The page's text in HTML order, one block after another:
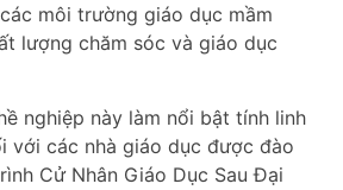
môi trường giáo dục mầm
lượng chăm sóc và giáo dục
nghiệp này làm nổi bật tính linh
với các nhà giáo dục được đào
Cử Nhân Giáo Dục Sau Đại